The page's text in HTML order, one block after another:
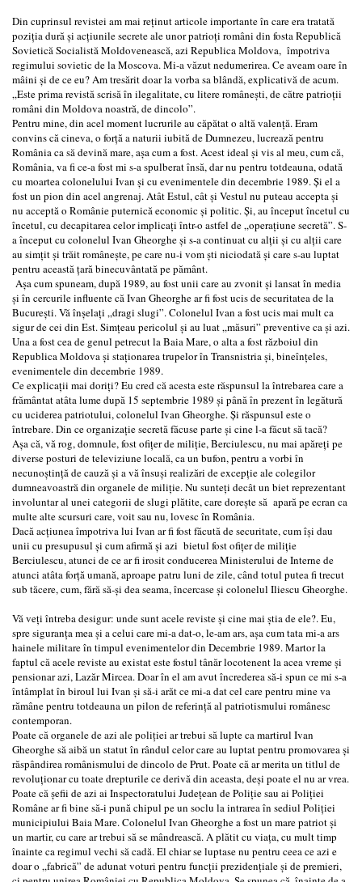
Din cuprinsul revistei am mai reţinut articole importante în care era tratată
poziţia dură şi acţiunile secrete ale unor patrioţi români din fosta Republică
Sovietică Socialistă Moldovenească, azi Republica Moldova, împotriva
regimului sovietic de la Moscova. Mi-a văzut nedumerirea. Ce aveam oare în
mâini şi de ce eu? Am tresărit doar la vorba sa blândă, explicativă de acum.
„Este prima revistă scrisă în ilegalitate, cu litere româneşti, de către patrioţii
români din Moldova noastră, de dincolo”.
Pentru mine, din acel moment lucrurile au căpătat o altă valenţă. Eram
convins că cineva, o forţă a naturii iubită de Dumnezeu, lucrează pentru
România ca să devină mare, aşa cum a fost. Acest ideal şi vis al meu, cum că,
România, va fi ce-a fost mi s-a spulberat însă, dar nu pentru totdeauna, odată
cu moartea colonelului Ivan şi cu evenimentele din decembrie 1989. Şi el a
fost un pion din acel angrenaj. Atât Estul, cât şi Vestul nu puteau accepta şi
nu acceptă o Românie puternică economic şi politic. Şi, au început încetul cu
încetul, cu decapitarea celor implicaţi într-o astfel de „operaţiune secretă”. S-
a început cu colonelul Ivan Gheorghe şi s-a continuat cu alţii şi cu alţii care
au simţit şi trăit româneşte, pe care nu-i vom şti niciodată şi care s-au luptat
pentru această ţară binecuvântată pe pământ.
Aşa cum spuneam, după 1989, au fost unii care au zvonit şi lansat în media
şi în cercurile influente că Ivan Gheorghe ar fi fost ucis de securitatea de la
Bucureşti. Vă înşelaţi „dragi slugi”. Colonelul Ivan a fost ucis mai mult ca
sigur de cei din Est. Simţeau pericolul şi au luat „măsuri” preventive ca şi azi.
Una a fost cea de genul petrecut la Baia Mare, o alta a fost războiul din
Republica Moldova şi staţionarea trupelor în Transnistria şi, bineînţeles,
evenimentele din decembrie 1989.
Ce explicaţii mai doriţi? Eu cred că acesta este răspunsul la întrebarea care a
frământat atâta lume după 15 septembrie 1989 şi până în prezent în legătură
cu uciderea patriotului, colonelul Ivan Gheorghe. Şi răspunsul este o
întrebare. Din ce organizaţie secretă făcuse parte şi cine l-a făcut să tacă?
Aşa că, vă rog, domnule, fost ofiţer de miliţie, Berciulescu, nu mai apăreţi pe
diverse posturi de televiziune locală, ca un bufon, pentru a vorbi în
necunoştinţă de cauză şi a vă însuşi realizări de excepţie ale colegilor
dumneavoastră din organele de miliţie. Nu sunteţi decât un biet reprezentant
involuntar al unei categorii de slugi plătite, care doreşte să apară pe ecran ca
multe alte scursuri care, voit sau nu, lovesc în România.
Dacă acţiunea împotriva lui Ivan ar fi fost făcută de securitate, cum îşi dau
unii cu presupusul şi cum afirmă şi azi bietul fost ofiţer de miliţie
Berciulescu, atunci de ce ar fi irosit conducerea Ministerului de Interne de
atunci atâta forţă umană, aproape patru luni de zile, când totul putea fi trecut
sub tăcere, cum, fără să-şi dea seama, încercase şi colonelul Iliescu Gheorghe.
Vă veţi întreba desigur: unde sunt acele reviste şi cine mai ştia de ele?. Eu,
spre siguranţa mea şi a celui care mi-a dat-o, le-am ars, aşa cum tata mi-a ars
hainele militare în timpul evenimentelor din Decembrie 1989. Martor la
faptul că acele reviste au existat este fostul tânăr locotenent la acea vreme şi
pensionar azi, Lazăr Mircea. Doar în el am avut încrederea să-i spun ce mi s-a
întâmplat în biroul lui Ivan şi să-i arăt ce mi-a dat cel care pentru mine va
rămâne pentru totdeauna un pilon de referinţă al patriotismului românesc
contemporan.
Poate că organele de azi ale poliţiei ar trebui să lupte ca martirul Ivan
Gheorghe să aibă un statut în rândul celor care au luptat pentru promovarea şi
răspândirea românismului de dincolo de Prut. Poate că ar merita un titlul de
revoluţionar cu toate drepturile ce derivă din aceasta, deşi poate el nu ar vrea.
Poate că şefii de azi ai Inspectoratului Judeţean de Poliţie sau ai Poliţiei
Române ar fi bine să-i pună chipul pe un soclu la intrarea în sediul Poliţiei
municipiului Baia Mare. Colonelul Ivan Gheorghe a fost un mare patriot şi
un martir, cu care ar trebui să se mândrească. A plătit cu viaţa, cu mult timp
înainte ca regimul vechi să cadă. El chiar se luptase nu pentru ceea ce azi e
doar o „fabrică” de adunat voturi pentru funcţii prezidenţiale şi de premieri,